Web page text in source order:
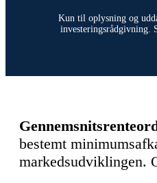
Kun til oplysning og
investeringsrådgivning.
bestemt
markedsudviklingen.